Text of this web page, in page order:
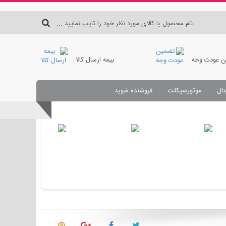
عودت وجه بیمه ارسال کالا
موتورسیکلت
فروشنده شوید